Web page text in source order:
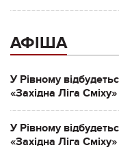
АФІША
У Рівному
«Західна Ліга Сміху»
У Рівному
«Західна Ліга Сміху»